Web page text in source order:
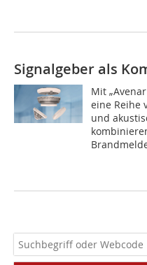
Signalgeber als
Mit
eine Reihe
und